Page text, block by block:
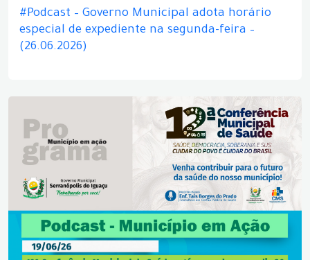
#Podcast – Governo Municipal adota horário
especial de expediente na segunda-feira –
(26.06.2026)